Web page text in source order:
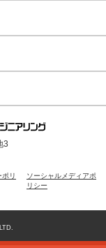
3
ポリ
ソーシャルメディアポ
リシー